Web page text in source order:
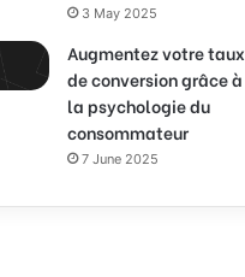
3 May 2025
Augmentez votre taux
de conversion grâce à
la psychologie du
consommateur
7 June 2025